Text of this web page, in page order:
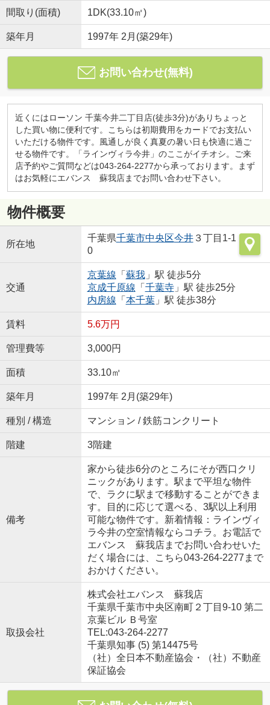
間取り(面積) 1DK(33.10㎡)
築年月 1997年 2月(築29年)
お問い合わせ(無料)
近くにはローソン 千葉今井二丁目店(徒歩3分)がありちょっと
した買い物に便利です。こちらは初期費用をカードでお支払い
いただける物件です。風通しが良く真夏の暑い日も快適に過ご
せる物件です。「ラインヴィラ今井」のここがイチオシ。ご来
店予約やご質問などは043-264-2277から承っております。まず
はお気軽にエバンス 蘇我店までお問い合わせ下さい。
物件概要
所在地
千葉県千葉市中央区今井３丁目1-1
0
交通
京葉線 「 蘇我」駅 徒歩5分
京成千原線 「 千葉寺」駅 徒歩25分
内房線 「 本千葉」駅 徒歩38分
賃料 5.6万円
管理費等 3,000円
面積 33.10㎡
築年月 1997年 2月(築29年)
種別 / 構造 マンション / 鉄筋コンクリート
階建 3階建
備考
家から徒歩6分のところにそが西口クリ
ニックがあります。駅まで平坦な物件
で、ラクに駅まで移動することができま
す。目的に応じて選べる、3駅以上利用
可能な物件です。新着情報：ラインヴィ
ラ今井の空室情報ならコチラ。お電話で
エバンス 蘇我店までお問い合わせいた
だく場合には、こちら043-264-2277まで
おかけください。
取扱会社
株式会社エバンス 蘇我店
千葉県千葉市中央区南町２丁目9-10 第二
京葉ビル Ｂ号室
TEL:043-264-2277
千葉県知事 (5) 第14475号
（社）全日本不動産協会・（社）不動産
保証協会